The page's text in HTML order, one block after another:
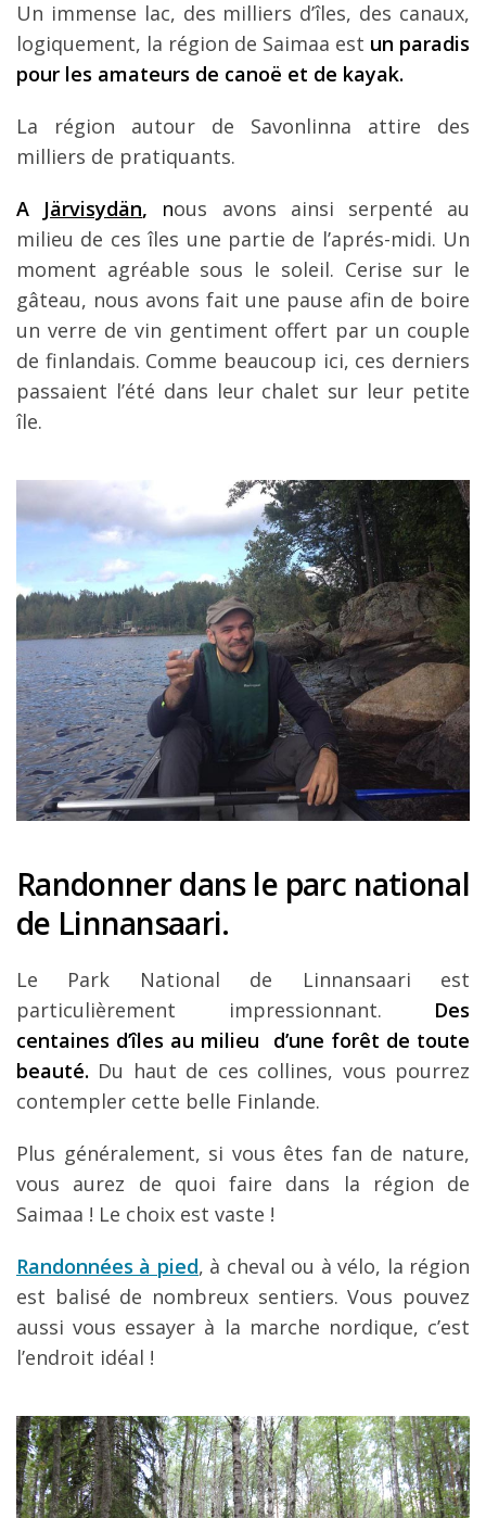
Un immense lac, des milliers d’îles, des canaux,
logiquement, la région de Saimaa est un paradis
pour les amateurs de canoë et de kayak.
La région autour de Savonlinna attire des
milliers de pratiquants.
A Järvisydän, nous avons ainsi serpenté au
milieu de ces îles une partie de l’aprés-midi. Un
moment agréable sous le soleil. Cerise sur le
gâteau, nous avons fait une pause afin de boire
un verre de vin gentiment offert par un couple
de finlandais. Comme beaucoup ici, ces derniers
passaient l’été dans leur chalet sur leur petite
île.
Randonner dans le parc national
de Linnansaari.
Le Park National de Linnansaari est
particulièrement impressionnant. Des
centaines d’îles au milieu d’une forêt de toute
beauté. Du haut de ces collines, vous pourrez
contempler cette belle Finlande.
Plus généralement, si vous êtes fan de nature,
vous aurez de quoi faire dans la région de
Saimaa ! Le choix est vaste !
Randonnées à pied, à cheval ou à vélo, la région
est balisé de nombreux sentiers. Vous pouvez
aussi vous essayer à la marche nordique, c’est
l’endroit idéal !